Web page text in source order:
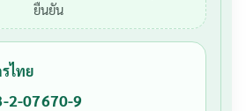
ยืนยัน
ไทย
2-07670-9